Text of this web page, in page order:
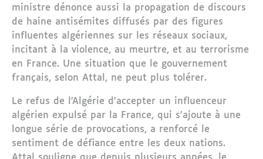
ministre dénonce aussi la propagation de discours
de haine antisémites diffusés par des figures
influentes algériennes sur les réseaux sociaux,
incitant à la violence, au meurtre, et au terrorisme
en France. Une situation que le gouvernement
français, selon Attal, ne peut plus tolérer.
Le refus de l’Algérie d’accepter un influenceur
algérien expulsé par la France, qui s’ajoute à une
longue série de provocations, a renforcé le
sentiment de défiance entre les deux nations.